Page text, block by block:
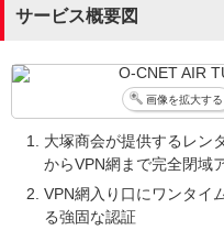
サービス概要図
画像を拡大する
大塚商会が提供するレン
からVPN網まで完全閉域
VPN網入り口にワンタイ
る強固な認証